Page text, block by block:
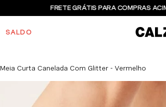
FRETE GRÁTIS PARA COMPRAS
SALDO
Meia Curta Canelada Com Glitter - Vermelho